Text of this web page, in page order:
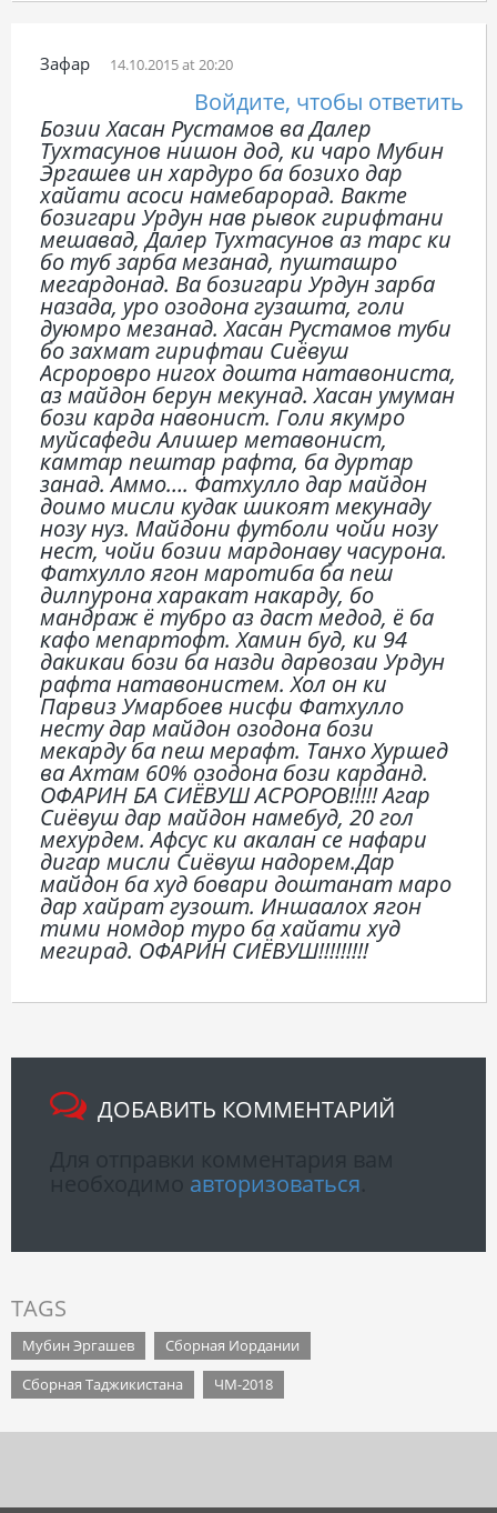
Зафар 14.10.2015 at 20:20
Войдите, чтобы ответить
Бозии Хасан Рустамов ва Далер
Тухтасунов нишон дод, ки чаро Мубин
Эргашев ин хардуро ба бозихо дар
хайати асоси намебарорад. Вакте
бозигари Урдун нав рывок гирифтани
мешавад, Далер Тухтасунов аз тарс ки
бо туб зарба мезанад, пушташро
мегардонад. Ва бозигари Урдун зарба
назада, уро озодона гузашта, голи
дуюмро мезанад. Хасан Рустамов туби
бо захмат гирифтаи Сиёвуш
Асроровро нигох дошта натавониста,
аз майдон берун мекунад. Хасан умуман
бози карда навонист. Голи якумро
муйсафеди Алишер метавонист,
камтар пештар рафта, ба дуртар
занад. Аммо…. Фатхулло дар майдон
доимо мисли кудак шикоят мекунаду
нозу нуз. Майдони футболи чойи нозу
нест, чойи бозии мардонаву часурона.
Фатхулло ягон маротиба ба пеш
дилпурона харакат накарду, бо
мандраж ё тубро аз даст медод, ё ба
кафо мепартофт. Хамин буд, ки 94
дакикаи бози ба назди дарвозаи Урдун
рафта натавонистем. Хол он ки
Парвиз Умарбоев нисфи Фатхулло
несту дар майдон озодона бози
мекарду ба пеш мерафт. Танхо Хуршед
ва Ахтам 60% озодона бози карданд.
ОФАРИН БА СИЁВУШ АСРОРОВ!!!!! Агар
Сиёвуш дар майдон намебуд, 20 гол
мехурдем. Афсус ки акалан се нафари
дигар мисли Сиёвуш надорем.Дар
майдон ба худ бовари доштанат маро
дар хайрат гузошт. Иншаалох ягон
тими номдор туро ба хайати худ
мегирад. ОФАРИН СИЁВУШ!!!!!!!!!
ДОБАВИТЬ КОММЕНТАРИЙ
авторизоваться
TAGS
Мубин Эргашев
Сборная Иордании
Сборная Таджикистана
ЧМ-2018